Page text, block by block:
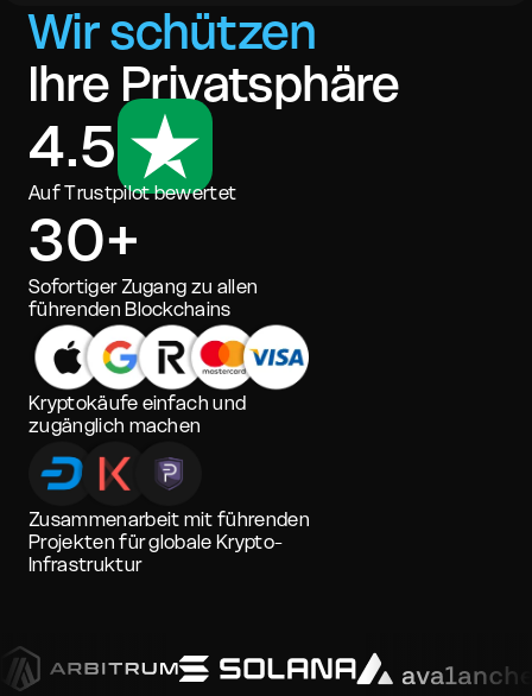
Wir schützen
Ihre Privatsphäre
4.5
Auf Trustpilot bewertet
30+
Sofortiger Zugang zu allen
führenden Blockchains
Kryptokäufe einfach und
zugänglich machen
Zusammenarbeit mit führenden
Projekten für globale Krypto-
Infrastruktur